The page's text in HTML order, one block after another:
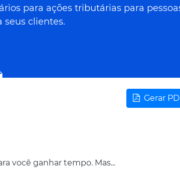
para ações tributárias para
seus clientes.
Gerar
você ganhar tempo. Mas...